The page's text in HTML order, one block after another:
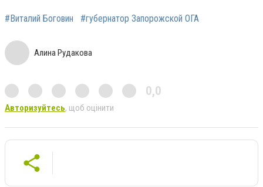
#Виталий Боговин #губернатор Запорожской ОГА
Алина Рудакова
0,0
Авторизуйтесь, щоб оцінити